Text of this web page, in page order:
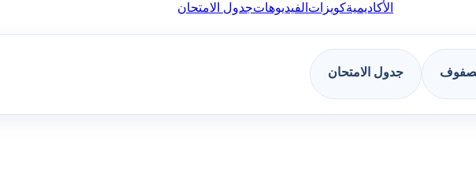
الأكاديميةكويزات الفيديوهاتجدول الامتحان
جدول الامتحان